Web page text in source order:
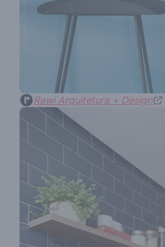
Rawi Arquitetura + Design